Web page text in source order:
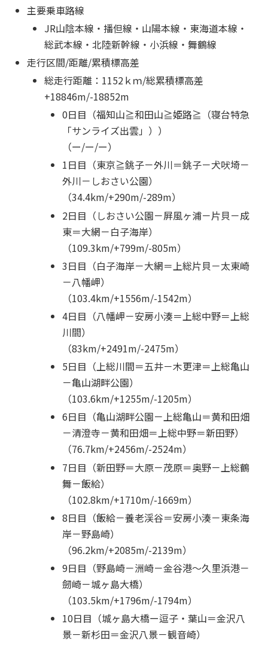
主要乗車路線
JR山陰本線・播但線・山陽本線・東海道本線・
総武本線・北陸新幹線・小浜線・舞鶴線
走行区間/距離/累積標高差
総走行距離：1152ｋｍ/総累積標高差
+18846m/-18852m
0日目（福知山≧和田山≧姫路≧（寝台特急
「サンライズ出雲」））
（ー/ー/ー）
1日目（東京≧銚子－外川＝銚子－犬吠埼－
外川－しおさい公園）
（34.4km/+290m/-289m）
2日目（しおさい公園－屛風ヶ浦－片貝－成
東＝大網－白子海岸）
（109.3km/+799m/-805m）
3日目（白子海岸－大網＝上総片貝－太東崎
－八幡岬）
（103.4km/+1556m/-1542m）
4日目（八幡岬－安房小湊＝上総中野＝上総
川間）
（83km/+2491m/-2475m）
5日目（上総川間＝五井－木更津＝上総亀山
－亀山湖畔公園）
（103.6km/+1255m/-1205m）
6日目（亀山湖畔公園－上総亀山＝黄和田畑
－清澄寺－黄和田畑＝上総中野＝新田野）
（76.7km/+2456m/-2524m）
7日目（新田野＝大原－茂原＝奥野－上総鶴
舞－飯給）
（102.8km/+1710m/-1669m）
8日目（飯給－養老渓谷＝安房小湊－東条海
岸－野島崎）
（96.2km/+2085m/-2139m）
9日目（野島崎－洲崎－金谷港～久里浜港－
劒崎－城ヶ島大橋）
（103.5km/+1796m/-1794m）
10日目（城ヶ島大橋ー逗子・葉山＝金沢八
景－新杉田＝金沢八景－観音崎）